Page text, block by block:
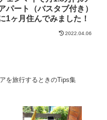
パート（バスタブ付き）
1ヶ月住んでみました！
2022.04.06
を旅行するときのTips集